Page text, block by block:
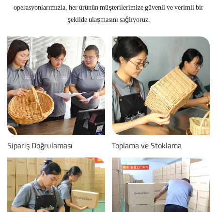
operasyonlarımızla, her ürünün müşterilerimize güvenli ve verimli bir
şekilde ulaşmasını sağlıyoruz.
Sipariş Doğrulaması Toplama ve Stoklama